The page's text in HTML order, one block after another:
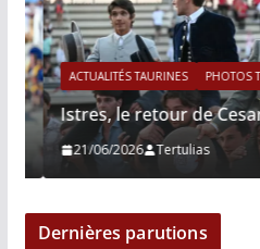
ACTUALITÉS TAURINES PHOTOS
Istres, le retour de Cesar
21/06/2026 Tertulias
Dernières parutions